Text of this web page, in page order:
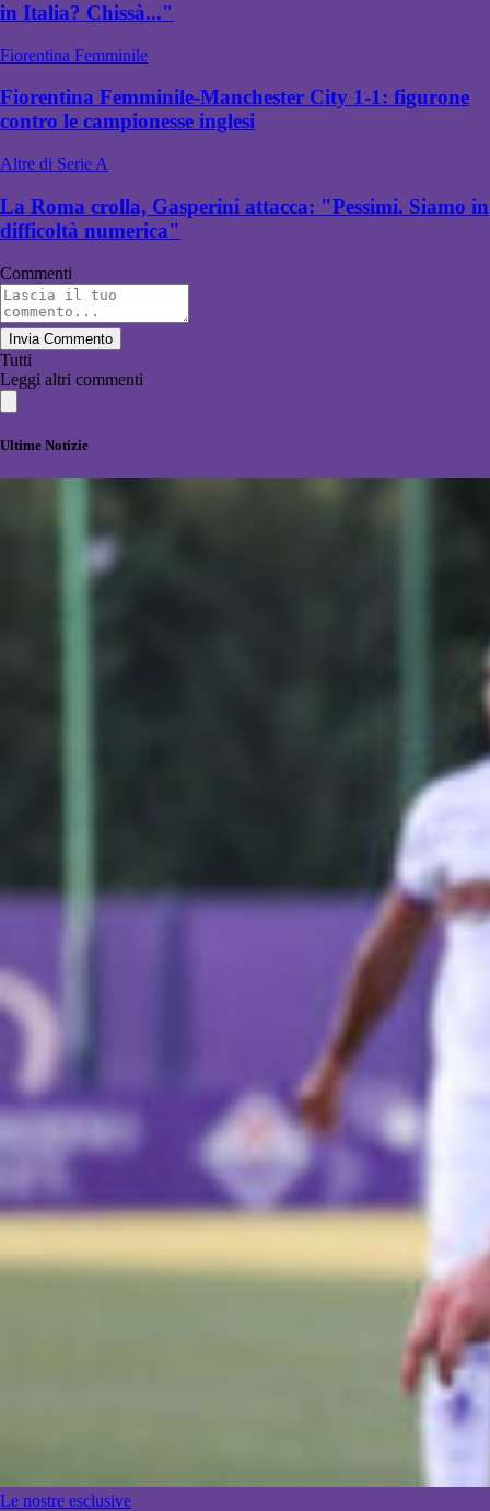
in Italia? Chissà..."
Fiorentina Femminile
Fiorentina Femminile-Manchester City 1-1: figurone
contro le campionesse inglesi
Altre di Serie A
La Roma crolla, Gasperini attacca: "Pessimi. Siamo in
difficoltà numerica"
Commenti
Invia Commento
Tutti
Leggi altri commenti
Ultime Notizie
Le nostre esclusive